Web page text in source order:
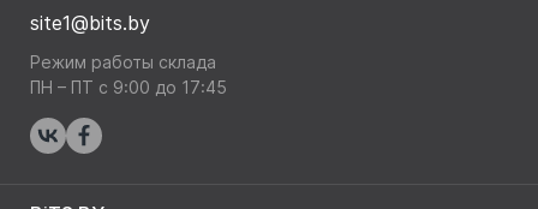
site1@bits.by
Режим работы склада
ПН – ПТ с 9:00 до 17:45